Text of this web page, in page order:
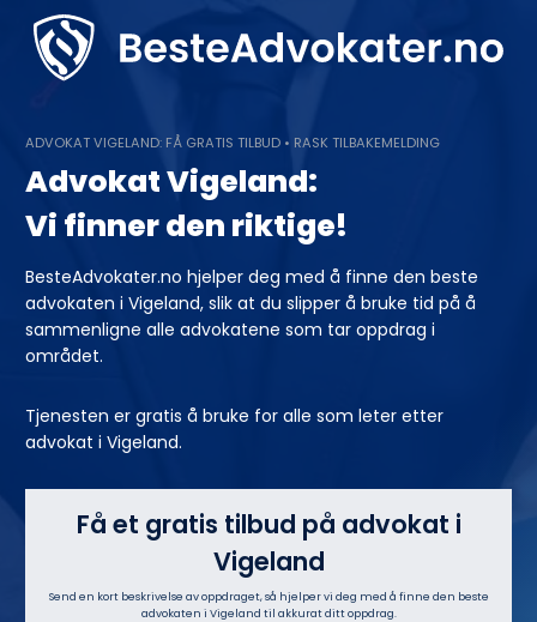
content
ADVOKAT VIGELAND: FÅ GRATIS TILBUD • RASK TILBAKEMELDING
Advokat Vigeland:
Vi finner den riktige!
BesteAdvokater.no hjelper deg med å finne den beste
advokaten i Vigeland, slik at du slipper å bruke tid på å
sammenligne alle advokatene som tar oppdrag i
området.
Tjenesten er gratis å bruke for alle som leter etter
advokat i Vigeland.
Få et gratis tilbud på advokat i
Vigeland
Send en kort beskrivelse av oppdraget, så hjelper vi deg med å finne den beste
advokaten i Vigeland til akkurat ditt oppdrag.